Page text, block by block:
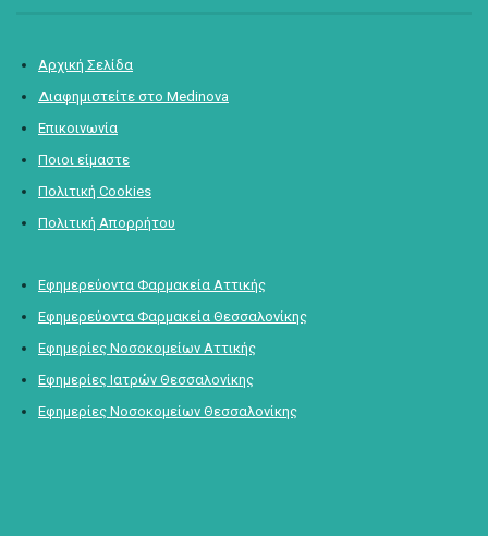
Αρχική Σελίδα
Διαφημιστείτε στο Medinova
Επικοινωνία
Ποιοι είμαστε
Πολιτική Cookies
Πολιτική Απορρήτου
Εφημερεύοντα Φαρμακεία Αττικής
Εφημερεύοντα Φαρμακεία Θεσσαλονίκης
Εφημερίες Νοσοκομείων Αττικής
Εφημερίες Ιατρών Θεσσαλονίκης
Εφημερίες Νοσοκομείων Θεσσαλονίκης